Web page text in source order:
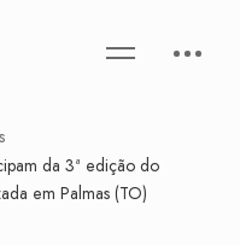
da 3ª edição do
em Palmas (TO)